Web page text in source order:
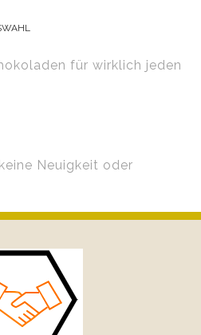
für wirklich jeden
Neuigkeit oder